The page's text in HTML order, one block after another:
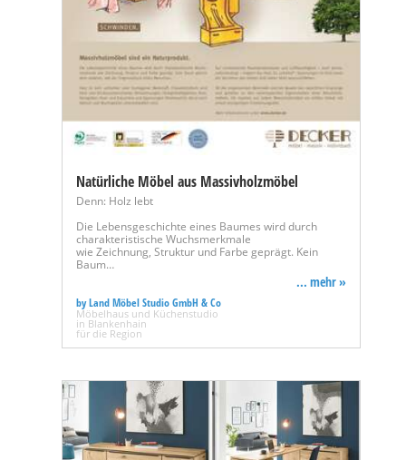
Natürliche Möbel aus Massivholzmöbel
Denn: Holz lebt
Die Lebensgeschichte eines Baumes wird durch
charakteristische Wuchsmerkmale
wie Zeichnung, Struktur und Farbe geprägt. Kein
Baum…
... mehr »
by Land Möbel Studio GmbH & Co
Möbelhaus und Küchenstudio
in Blankenhain
für die Region